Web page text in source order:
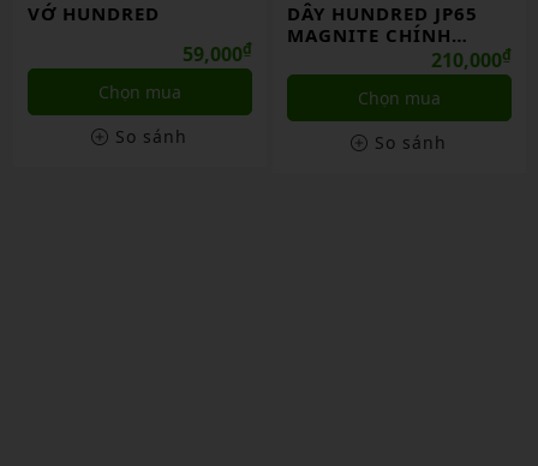
VỚ HUNDRED
59,000₫
Chọn mua
So sánh
DÂY HUNDRED JP65
MAGNITE CHÍNH
210,000₫
Chọn mua
So sánh